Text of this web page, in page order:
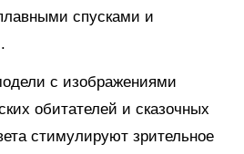
спусками и
с изображениями
обитателей и сказочных
стимулируют зрительное